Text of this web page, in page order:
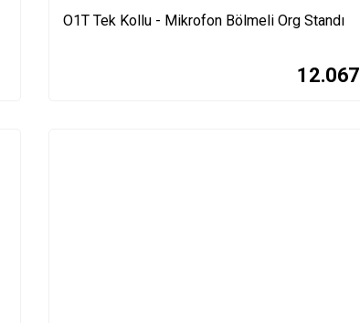
O1T Tek Kollu - Mikrofon Bölmeli Org Standı
12.067